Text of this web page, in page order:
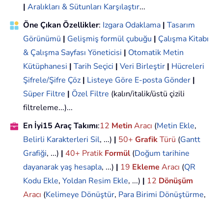
| Aralıkları & Sütunları Karşılaştır...
Öne Çıkan Özellikler: Izgara Odaklama | Tasarım
Görünümü | Gelişmiş formül çubuğu | Çalışma Kitabı
& Çalışma Sayfası Yöneticisi | Otomatik Metin
Kütüphanesi | Tarih Seçici | Veri Birleştir | Hücreleri
Şifrele/Şifre Çöz | Listeye Göre E-posta Gönder |
Süper Filtre | Özel Filtre (kalın/italik/üstü çizili
filtreleme...)...
En İyi15 Araç Takımı:12 MetinAracı (Metin Ekle,
Belirli Karakterleri Sil, ...) | 50+ GrafikTürü (Gantt
Grafiği, ...) | 40+ Pratik Formül (Doğum tarihine
dayanarak yaş hesapla, ...) | 19 Ekleme Aracı (QR
Kodu Ekle, Yoldan Resim Ekle, ...) | 12 Dönüşüm
Aracı (Kelimeye Dönüştür, Para Birimi Dönüştürme,